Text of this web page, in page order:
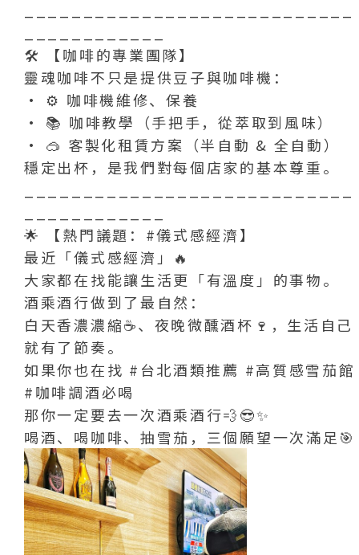
🛠️ 【咖啡的專業團隊】
靈魂咖啡不只是提供豆子與咖啡機：
• ⚙️ 咖啡機維修、保養
• 📚 咖啡教學（手把手，從萃取到風味）
• 🥽 客製化租賃方案（半自動 & 全自動）
穩定出杯，是我們對每個店家的基本尊重。
🌟 【熱門議題： #儀式感經濟】
最近「儀式感經濟」🔥
大家都在找能讓生活更「有溫度」的事物。
酒乘酒行做到了最自然：
白天香濃濃縮☕️、夜晚微醺酒杯🍷，生活自己
就有了節奏。
如果你也在找 #台北酒類推薦 #高質感雪茄館
#咖啡調酒必喝
那你一定要去一次酒乘酒行💨😎✨
喝酒、喝咖啡、抽雪茄，三個願望一次滿足🎯